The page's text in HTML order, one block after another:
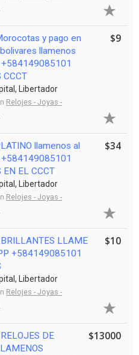
y pago en
llamenos
CCCT
Libertador
Relojes - Joyas -
$9
llamenos al
EN EL CCCT
Libertador
Relojes - Joyas -
$34
LLAME
+584149085101
Libertador
Relojes - Joyas -
$10
DE
$13000